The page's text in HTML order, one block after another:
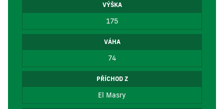
VÝŠKA
175
VÁHA
74
PŘÍCHOD Z
El Masry